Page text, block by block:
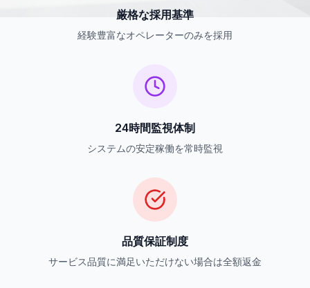
厳格な採用基準
経験豊富なオペレーターのみを採用
24時間監視体制
システムの安定稼働を常時監視
品質保証制度
サービス品質に満足いただけない場合は全額返金